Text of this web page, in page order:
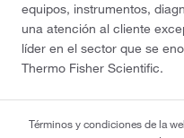
equipos, instrumentos,
una atención al cliente
líder en el sector que se
Thermo Fisher Scientific.
Términos y condiciones de la